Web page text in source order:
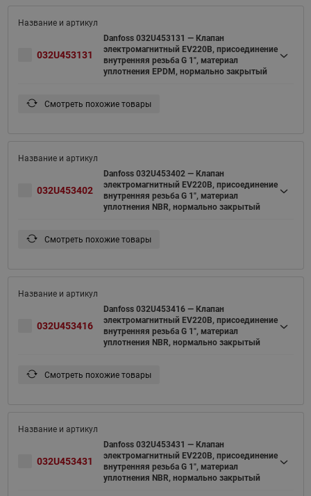
032U453131
Danfoss 032U453131 — Клапан
электромагнитный EV220B, присоединение
внутренняя резьба G 1", материал
уплотнения EPDM, нормально закрытый
Смотреть похожие товары
032U453402
Danfoss 032U453402 — Клапан
электромагнитный EV220B, присоединение
внутренняя резьба G 1", материал
уплотнения NBR, нормально закрытый
Смотреть похожие товары
032U453416
Danfoss 032U453416 — Клапан
электромагнитный EV220B, присоединение
внутренняя резьба G 1", материал
уплотнения NBR, нормально закрытый
Смотреть похожие товары
032U453431
Danfoss 032U453431 — Клапан
электромагнитный EV220B, присоединение
внутренняя резьба G 1", материал
уплотнения NBR, нормально закрытый